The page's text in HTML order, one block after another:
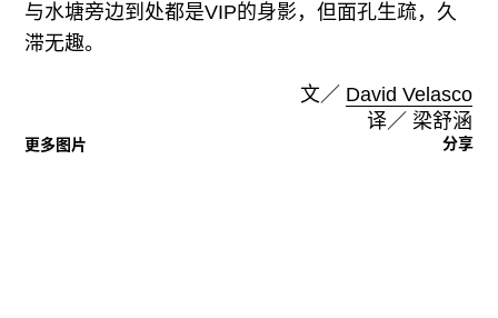
与水塘旁边到处都是VIP的身影，但面孔生疏，久
滞无趣。
文／ David Velasco
译／ 梁舒涵
更多图片 分享